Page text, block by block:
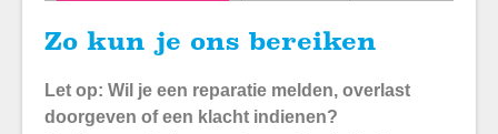
Zo kun je ons bereiken
Let op: Wil je een reparatie melden, overlast
doorgeven of een klacht indienen?